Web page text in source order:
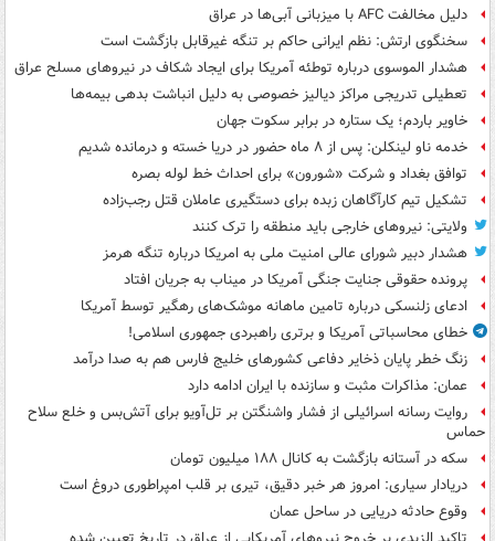
دلیل مخالفت AFC با میزبانی آبی‌ها در عراق
سخنگوی ارتش: نظم ایرانی حاکم بر تنگه غیرقابل بازگشت است
هشدار الموسوی درباره توطئه آمریکا برای ایجاد شکاف در نیروهای مسلح عراق
تعطیلی تدریجی مراکز دیالیز خصوصی به دلیل انباشت بدهی بیمه‌ها
خاویر باردم؛ یک ستاره در برابر سکوت جهان
خدمه ناو لینکلن: پس از ۸ ماه حضور در دریا خسته و درمانده‌ شدیم
توافق بغداد و شرکت «شورون» برای احداث خط لوله بصره
تشکیل تیم کارآگاهان زبده برای دستگیری عاملان قتل رجب‌زاده
ولایتی: نیروهای خارجی باید منطقه را ترک کنند
هشدار دبیر شورای عالی امنیت ملی به امریکا درباره تنگه هرمز
پرونده حقوقی جنایت جنگی آمریکا در میناب به جریان افتاد
ادعای زلنسکی درباره تامین ماهانه موشک‌های رهگیر توسط آمریکا
خطای محاسباتی آمریکا و برتری راهبردی جمهوری اسلامی!
زنگ خطر پایان ذخایر دفاعی کشورهای خلیج فارس هم به صدا درآمد
عمان: مذاکرات مثبت و سازنده با ایران ادامه دارد
روایت رسانه اسرائیلی از فشار واشنگتن بر تل‌آویو برای آتش‌بس و خلع سلاح
حماس
سکه در آستانه بازگشت به کانال ۱۸۸ میلیون تومان
دریادار سیاری: امروز هر خبر دقیق، تیری بر قلب امپراطوری دروغ است
وقوع حادثه دریایی در ساحل عمان